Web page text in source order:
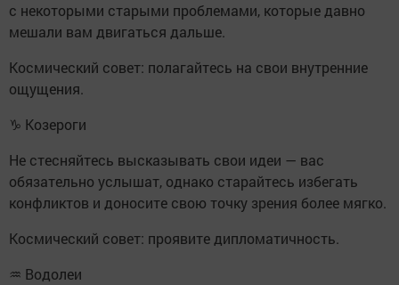
с некоторыми старыми проблемами, которые давно
мешали вам двигаться дальше.
Космический совет: полагайтесь на свои внутренние
ощущения.
♑ Козероги
Не стесняйтесь высказывать свои идеи — вас
обязательно услышат, однако старайтесь избегать
конфликтов и доносите свою точку зрения более мягко.
Космический совет: проявите дипломатичность.
♒ Водолеи